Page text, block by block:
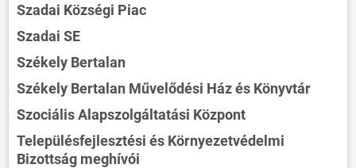
Szadai Községi Piac
Szadai SE
Székely Bertalan
Székely Bertalan Művelődési Ház és Könyvtár
Szociális Alapszolgáltatási Központ
Településfejlesztési és Környezetvédelmi
Bizottság meghívói